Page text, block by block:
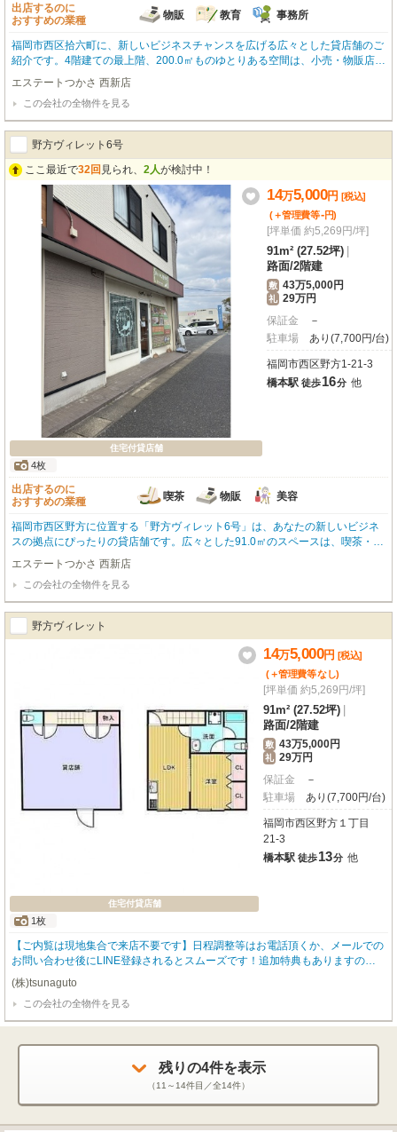
出店するのに
おすすめの業種
物販 教育 事務所
福岡市西区拾六町に、新しいビジネスチャンスを広げる広々とした貸店舗のご
紹介です。4階建ての最上階、200.0㎡ものゆとりある空間は、小売・物販店は
もちろん、教育・スクール、事務所など、様々な事業展開に柔軟に対応できま
す。交通アクセスは、西鉄バス「通町」バス停から徒歩4分と大変便利です。
さらに、徒歩1分の場所には業務スーパー福重店とダイソーMEGAドン・キホ
ーテ福岡福重店があり、日々の仕入れや買い物にも困りません。周辺にはスー
パーやコンビニ、ドラッグストアも充実しており、従業員の方々にとっても快
適な環境が整っています。賃料は月額198,000円（税込）、管理費11,000円。
敷金1,080,000円、礼金180,000円です。駐車場はございませんが、この広さ
お問い合わせを心よりお待ちしております。
エステートつかさ 西新店
この会社の全物件を見る
野方ヴィレット6号
ここ最近で32回 見られ、 2人が検討中！
住宅付貸店舗
4枚
14万5,000円 [税込]
(＋管理費等-円)
[坪単価 約5,269円/坪]
91m² (27.52坪)
路面/2階建
敷 43万5,000円
礼 29万円
保証金
－
駐車場
あり(7,700円/台)
福岡市西区野方1-21-3
橋本駅 徒歩16分 他
出店するのに
おすすめの業種
喫茶 物販 美容
福岡市西区野方に位置する「野方ヴィレット6号」は、あなたの新しいビジネ
スの拠点にぴったりの貸店舗です。広々とした91.0㎡のスペースは、喫茶・カ
フェ（軽飲食）、小売・物販、美容・健康・介護など、幅広い業種におすす
め。路面店で商店街にも面し、幹線道路沿いという抜群の立地は、お客様を呼
び込む大きな魅力となるでしょう。月々145,000円（税込）で、敷金435,000
円、礼金290,000円。駐車場も1台分（月額7,700円）ございますので、お車で
の来店や通勤にも便利です。周辺にはドラッグストア（徒歩1分）、スーパー
（徒歩3分）、コンビニ（徒歩4分）が揃い、日常のお買い物にも困りません。
病院や学校も近く、地域に根差したサービスを展開するのに最適な環境です。
この場所で、あなたの夢を形にしてみませんか？
エステートつかさ 西新店
この会社の全物件を見る
野方ヴィレット
住宅付貸店舗
1枚
14万5,000円 [税込]
(＋管理費等なし)
[坪単価 約5,269円/坪]
91m² (27.52坪)
路面/2階建
敷 43万5,000円
礼 29万円
保証金
－
駐車場
あり(7,700円/台)
福岡市西区野方１丁目
21-3
橋本駅 徒歩13分 他
【ご内覧は現地集合で来店不要です】日程調整等はお電話頂くか、メールでの
お問い合わせ後にLINE登録されるとスムーズです！追加特典もありますので
詳細はお気軽にお問い合わせ下さい♪
(株)tsunaguto
この会社の全物件を見る
残りの4件を表示
（11～14件目／全14件）